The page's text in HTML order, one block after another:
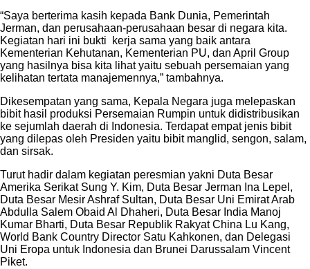
“Saya berterima kasih kepada Bank Dunia, Pemerintah
Jerman, dan perusahaan-perusahaan besar di negara kita.
Kegiatan hari ini bukti kerja sama yang baik antara
Kementerian Kehutanan, Kementerian PU, dan April Group
yang hasilnya bisa kita lihat yaitu sebuah persemaian yang
kelihatan tertata manajemennya,” tambahnya.
Dikesempatan yang sama, Kepala Negara juga melepaskan
bibit hasil produksi Persemaian Rumpin untuk didistribusikan
ke sejumlah daerah di Indonesia. Terdapat empat jenis bibit
yang dilepas oleh Presiden yaitu bibit manglid, sengon, salam,
dan sirsak.
Turut hadir dalam kegiatan peresmian yakni Duta Besar
Amerika Serikat Sung Y. Kim, Duta Besar Jerman Ina Lepel,
Duta Besar Mesir Ashraf Sultan, Duta Besar Uni Emirat Arab
Abdulla Salem Obaid Al Dhaheri, Duta Besar India Manoj
Kumar Bharti, Duta Besar Republik Rakyat China Lu Kang,
World Bank Country Director Satu Kahkonen, dan Delegasi
Uni Eropa untuk Indonesia dan Brunei Darussalam Vincent
Piket.